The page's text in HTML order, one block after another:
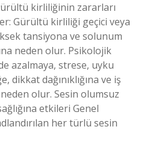
kirliliğinin zararları
Gürültü kirliliği geçici veya
tansiyona ve solunum
neden olur. Psikolojik
azalmaya, strese, uyku
dikkat dağınıklığına ve iş
olur. Sesin olumsuz
etkileri Genel
her türlü sesin